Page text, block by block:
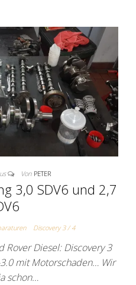
Von PETER
3,0 SDV6 und 2,7
Discovery 3 / 4
Rover Diesel: Discovery 3
mit Motorschaden… Wir
schon…